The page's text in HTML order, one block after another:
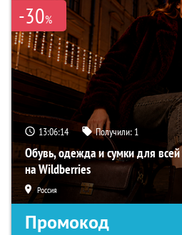
-30%
13:06:13 Получили: 1
Обувь, одежда и сумки для
на Wildberries
Россия
Промокод